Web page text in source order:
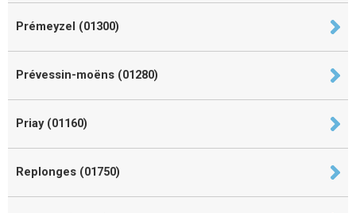
Prémeyzel (01300)
Prévessin-moëns (01280)
Priay (01160)
Replonges (01750)